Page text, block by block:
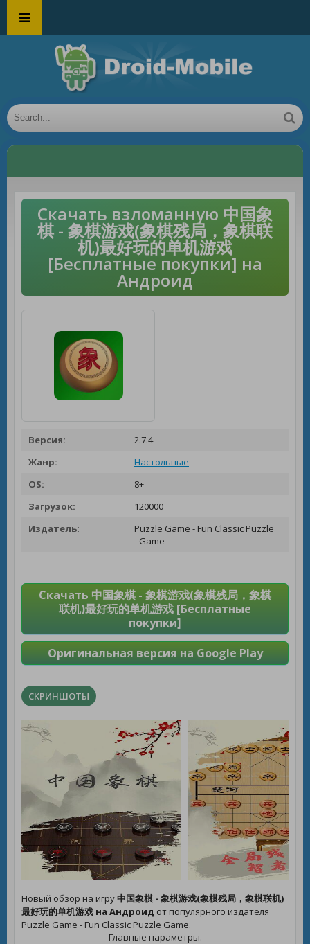
Скачать взломанную 中国象
棋 - 象棋游戏(象棋残局，象棋联
机)最好玩的单机游戏
[Бесплатные покупки] на
Андроид
Версия:
2.7.4
Жанр:
Настольные
OS:
8+
Загрузок:
120000
Издатель:
Puzzle Game - Fun Classic Puzzle
Game
Скачать 中国象棋 - 象棋游戏(象棋残局，象棋
联机)最好玩的单机游戏 [Бесплатные
покупки]
Оригинальная версия на Google Play
СКРИНШОТЫ
Новый обзор на игру中国象棋 - 象棋游戏(象棋残局，象棋联机)
最好玩的单机游戏 на Андроид от популярного издателя
Puzzle Game - Fun Classic Puzzle Game.
Главные параметры.